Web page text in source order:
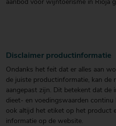
aanbod voor wijntoerisme in Rioja
Disclaimer productinformatie
Ondanks het feit dat er alles aan
de juiste productinformatie, kan de
aangepast zijn. Dit betekent dat de
dieet- en voedingswaarden
ook altijd het etiket op het product
informatie op de website.